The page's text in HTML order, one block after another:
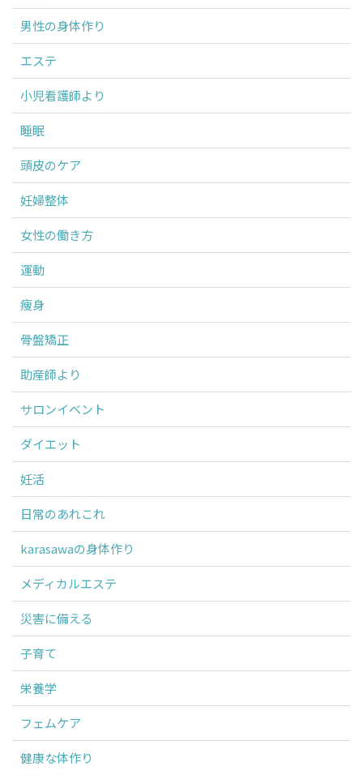
男性の身体作り
エステ
小児看護師より
睡眠
頭皮のケア
妊婦整体
女性の働き方
運動
痩身
骨盤矯正
助産師より
サロンイベント
ダイエット
妊活
日常のあれこれ
karasawaの身体作り
メディカルエステ
災害に備える
子育て
栄養学
フェムケア
健康な体作り